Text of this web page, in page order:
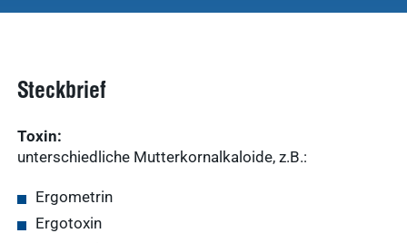
Steckbrief
Toxin:
unterschiedliche Mutterkornalkaloide, z.B.:
Ergometrin
Ergotoxin